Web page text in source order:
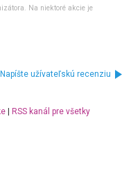
Na niektoré akcie je
Napíšte užívateľskú recenziu
|
RSS kanál pre všetky